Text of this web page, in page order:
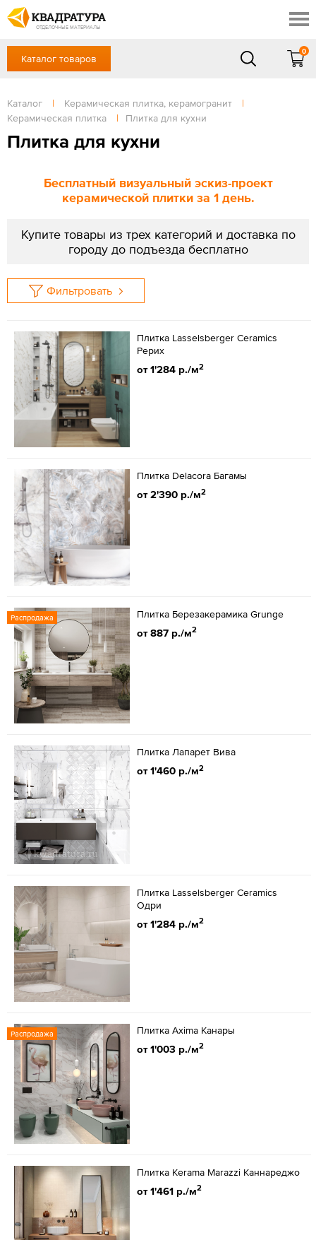
ОТДЕЛОЧНЫЕ МАТЕРИАЛЫ
Профи
Акции
Готовые решения
Доставка и оплата
Отзывы
+7 918 999 1656
Сб, Вс — выходной
ЗАКАЗАТЬ ЗВОНОК
Вход / Регистрация
Каталог товаров
0
Каталог | Керамическая плитка, керамогранит
|
Керамическая плитка
| Плитка для кухни
Плитка для кухни
Бесплатный визуальный эскиз-проект
керамической плитки за 1 день.
Купите товары из трех категорий и доставка по
городу до подъезда бесплатно
Фильтровать
Плитка Lasselsberger Ceramics
Рерих
от 1'284 р./м2
Плитка Delacora Багамы
от 2'390 р./м2
Распродажа Плитка Березакерамика Grunge
от 887 р./м2
Плитка Лапарет Вива
от 1'460 р./м2
Плитка Lasselsberger Ceramics
Одри
от 1'284 р./м2
Распродажа Плитка Axima Канары
от 1'003 р./м2
Плитка Kerama Marazzi Каннареджо
от 1'461 р./м2